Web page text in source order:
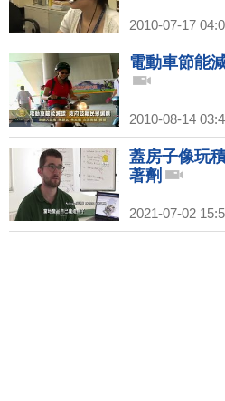
2010-07-17
電動車節能
2010-08-14
蓋房子像玩
著劑
2021-07-02